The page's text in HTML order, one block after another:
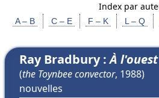
Index par
A – B C – E F – K L – Q
Ray Bradbury :À
(the Toynbee convector, 1988)
nouvelles